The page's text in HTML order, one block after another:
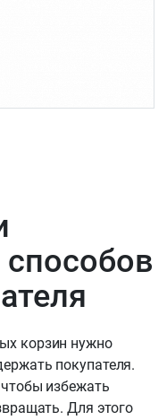
корзин нужно
покупателя.
избежать
Для этого